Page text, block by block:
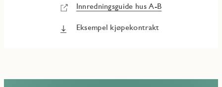
Innredningsguide hus A-B
Eksempel kjøpekontrakt